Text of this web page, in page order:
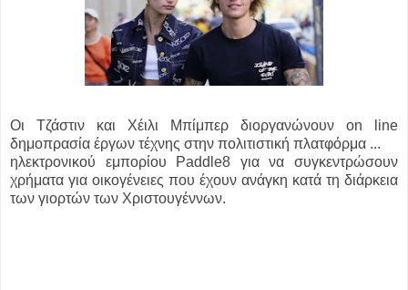
Οι Τζάστιν και Χέιλι Μπίμπερ διοργανώνουν on line
δημοπρασία έργων τέχνης στην πολιτιστική πλατφόρμα ...
ηλεκτρονικού εμπορίου Paddle8 για να συγκεντρώσουν
χρήματα για οικογένειες που έχουν ανάγκη κατά τη διάρκεια
των γιορτών των Χριστουγέννων.